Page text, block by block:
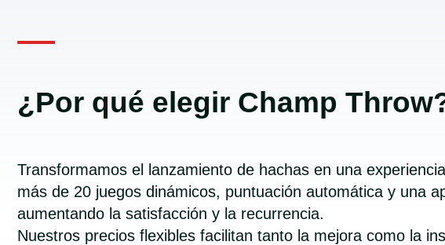
¿Por qué elegir Champ
Transformamos el lanzamiento de hachas en una
más de 20 juegos dinámicos, puntuación automática y una
aumentando la satisfacción y la recurrencia.
Nuestros precios flexibles facilitan tanto la mejora como la